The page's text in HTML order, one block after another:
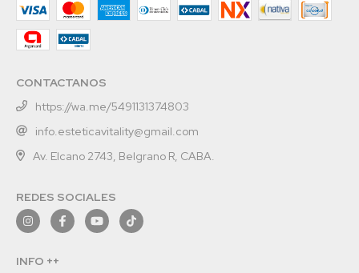
CONTACTANOS
https://wa.me/5491131374803
info.esteticavitality@gmail.com
Av. Elcano 2743, Belgrano R, CABA.
REDES SOCIALES
INFO ++